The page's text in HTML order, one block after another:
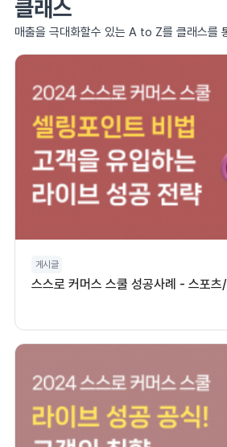
클래스
매출을 극대화할수 있는 A to Z를 클래스를
게시글
스스로 커머스 스쿨 성공사례 - 스포츠